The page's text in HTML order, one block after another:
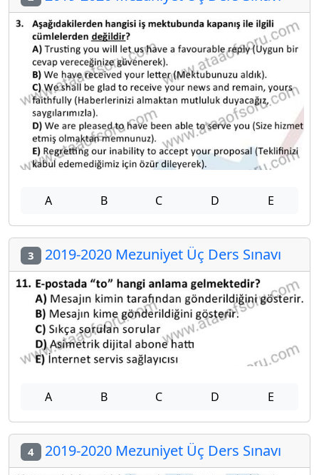
A B C D E
3 2019-2020 Mezuniyet Üç Ders Sınavı
A B C D E
4 2019-2020 Mezuniyet Üç Ders Sınavı